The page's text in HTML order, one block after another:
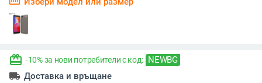
redeem -10% за нови потребители с код: NEWBG
local_shipping Доставка и връщане